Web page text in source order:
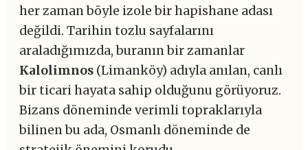
her zaman böyle izole bir hapishane adası
değildi. Tarihin tozlu sayfalarını
araladığımızda, buranın bir zamanlar
Kalolimnos (Limanköy) adıyla anılan, canlı
bir ticari hayata sahip olduğunu görüyoruz.
Bizans döneminde verimli topraklarıyla
bilinen bu ada, Osmanlı döneminde de